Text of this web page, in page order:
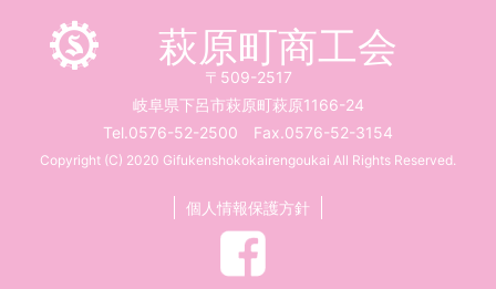
萩原町商工会
〒509-2517
岐阜県下呂市萩原町萩原1166-24
Tel.0576-52-2500 Fax.0576-52-3154
Copyright (C) 2020 Gifukenshokokairengoukai All Rights Reserved.
個人情報保護方針